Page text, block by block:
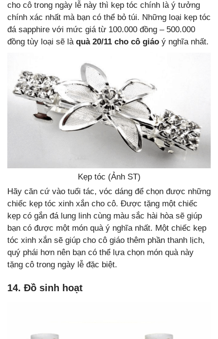
cho cô trong ngày lễ này thì kẹp tóc chính là ý tưởng
chính xác nhất mà bạn có thể bỏ túi. Những loại kẹp tóc
đá sapphire với mức giá từ 100.000 đồng – 500.000
đồng tùy loại sẽ là quà 20/11 cho cô giáo ý nghĩa nhất.
Kẹp tóc (Ảnh ST)
Hãy căn cứ vào tuổi tác, vóc dáng để chọn được những
chiếc kẹp tóc xinh xắn cho cô. Được tặng một chiếc
kẹp có gắn đá lung linh cùng màu sắc hài hòa sẽ giúp
bạn có được một món quà ý nghĩa nhất. Một chiếc kẹp
tóc xinh xắn sẽ giúp cho cô giáo thêm phần thanh lịch,
quý phái hơn nên bạn có thể lựa chọn món quà này
tặng cô trong ngày lễ đặc biệt.
14. Đồ sinh hoạt